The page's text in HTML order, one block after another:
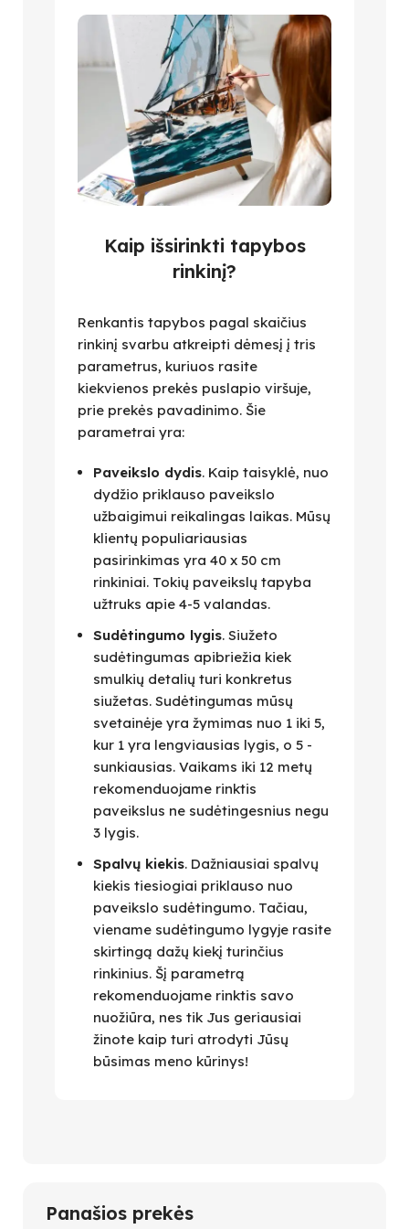
Kaip išsirinkti tapybos
rinkinį?
Renkantis tapybos pagal skaičius
rinkinį svarbu atkreipti dėmesį į tris
parametrus, kuriuos rasite
kiekvienos prekės puslapio viršuje,
prie prekės pavadinimo. Šie
parametrai yra:
Paveikslo dydis. Kaip taisyklė, nuo
dydžio priklauso paveikslo
užbaigimui reikalingas laikas. Mūsų
klientų populiariausias
pasirinkimas yra 40 x 50 cm
rinkiniai. Tokių paveikslų tapyba
užtruks apie 4-5 valandas.
Sudėtingumo lygis. Siužeto
sudėtingumas apibriežia kiek
smulkių detalių turi konkretus
siužetas. Sudėtingumas mūsų
svetainėje yra žymimas nuo 1 iki 5,
kur 1 yra lengviausias lygis, o 5 -
sunkiausias. Vaikams iki 12 metų
rekomenduojame rinktis
paveikslus ne sudėtingesnius negu
3 lygis.
Spalvų kiekis. Dažniausiai spalvų
kiekis tiesiogiai priklauso nuo
paveikslo sudėtingumo. Tačiau,
viename sudėtingumo lygyje rasite
skirtingą dažų kiekį turinčius
rinkinius. Šį parametrą
rekomenduojame rinktis savo
nuožiūra, nes tik Jus geriausiai
žinote kaip turi atrodyti Jūsų
būsimas meno kūrinys!
Panašios prekės